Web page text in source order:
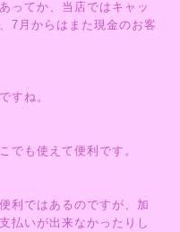
ってか、当店ではキャッ
7月からはまた現金のお客
すね。
でも使えて便利です。
利ではあるのですが、加
払いが出来なかったりし